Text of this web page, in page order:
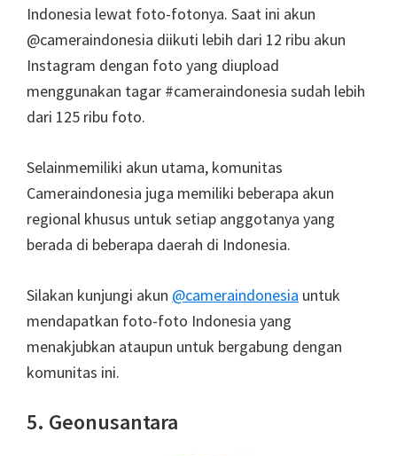
Indonesia lewat foto-fotonya. Saat ini akun
@cameraindonesia diikuti lebih dari 12 ribu akun
Instagram dengan foto yang diupload
menggunakan tagar #cameraindonesia sudah lebih
dari 125 ribu foto.
Selainmemiliki akun utama, komunitas
Cameraindonesia juga memiliki beberapa akun
regional khusus untuk setiap anggotanya yang
berada di beberapa daerah di Indonesia.
Silakan kunjungi akun @cameraindonesia untuk
mendapatkan foto-foto Indonesia yang
menakjubkan ataupun untuk bergabung dengan
komunitas ini.
5. Geonusantara